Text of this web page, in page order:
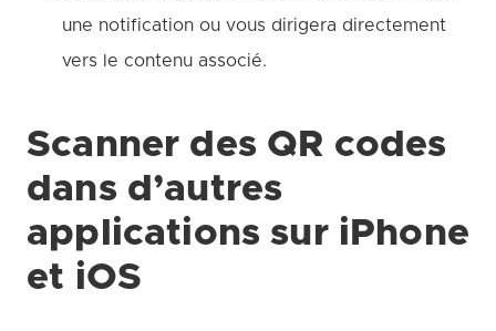
une notification ou vous dirigera directement
vers le contenu associé.
Scanner des QR codes
dans d’autres
applications sur iPhone
et iOS